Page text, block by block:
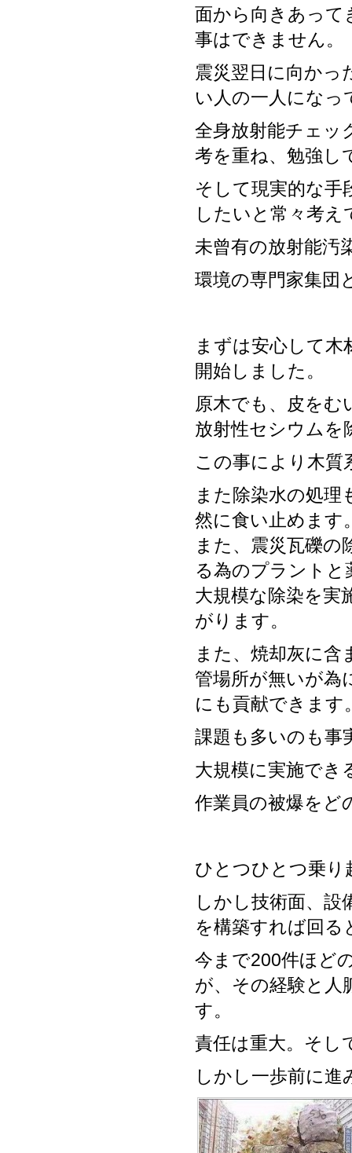
面から向きあって
事はできません。
震災翌日に向かっ
い人の一人になっ
全身放射能チェッ
考を重ね、勉強し
そして現実的な手
したいと常々考え
未曾有の放射能汚
環境の専門家集団
まずは安心して
開始しました。
原木でも、皮を
放射性セシウムを
この事により木質
また除染水の処理
然に食い止めます
また、震災瓦礫の
る為のプラントと
大規模な除染を実
がります。
また、焼却灰に含
管場所が無いが為
にも貢献できます
課題も多いのも事
大規模に実施でき
作業員の被爆をど
ひとつひとつ乗
しかし技術面、
を構築すれば回る
今まで200件ほど
が、その経験と人
す。
責任は重大。そし
しかし一歩前に進